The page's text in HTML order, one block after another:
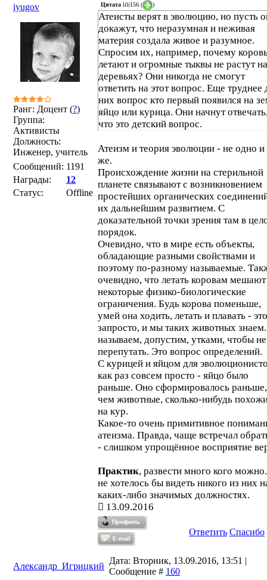
iyugov
Ранг: Доцент (?)
Группа:
Активисты
Должность:
Инженер, учитель
Сообщений: 1191
Награды:
12
Статус:
Offline
Цитата lili156 ( )
Атеисты верят в эволюцию, но пусть
докажут, что неразумная и неживая
материя создала живое и разумное.
Спросим их, например, почему
летают и огромные тыквы не растут на
деревьях? Они никогда не смогут
ответить на этот вопрос. Еще труднее
них вопрос кто первый появился на
яйцо или курица. Они начнут
что это детский вопрос.
Атеизм и теория эволюции - не одно и
же.
Происхождение жизни на стерильной
планете связывают с возникновением
простейших органических
их дальнейшим развитием. С
доказательной точки зрения там в
порядок.
Очевидно, что в мире есть объекты,
обладающие разными свойствами и
поэтому по-разному называемые.
очевидно, что летать коровам мешают
некоторые физико-биологические
ограничения. Будь корова поменьше,
умей она ходить, летать и плавать - это
запросто, и мы таких животных
называем, допустим, утками, чтобы не
перепутать. Это вопрос определений.
С курицей и яйцом для
как раз совсем просто - яйцо было
раньше. Оно сформировалось раньше,
чем животные, сколько-нибудь
на кур.
Какое-то очень примитивное
атеизма. Правда, чаще встречал
- слишком упрощённое восприятие
Практик, развести много кого
не хотелось бы видеть никого из них
каких-либо значимых должностях.
13.09.2016
Ответить Спасибо
Александр_Игрицкий
Дата: Вторник, 13.09.2016, 13:51 |
Сообщение # 160